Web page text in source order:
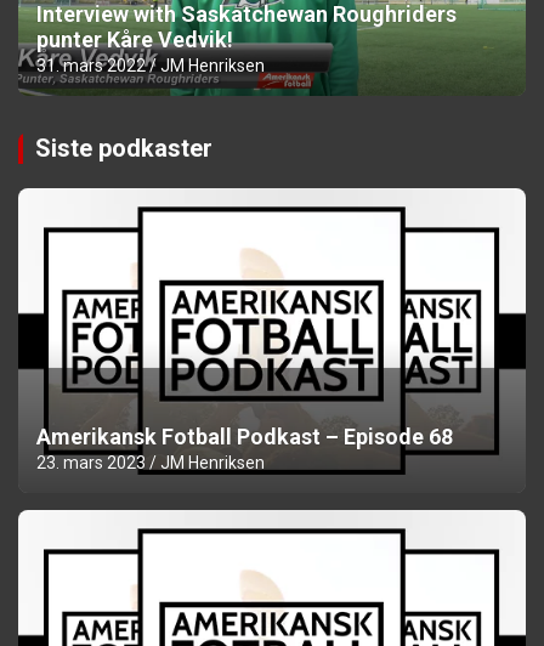
Interview with Saskatchewan Roughriders
punter Kåre Vedvik!
31. mars 2022 JM Henriksen
Siste podkaster
Amerikansk Fotball Podkast – Episode 68
23. mars 2023 JM Henriksen